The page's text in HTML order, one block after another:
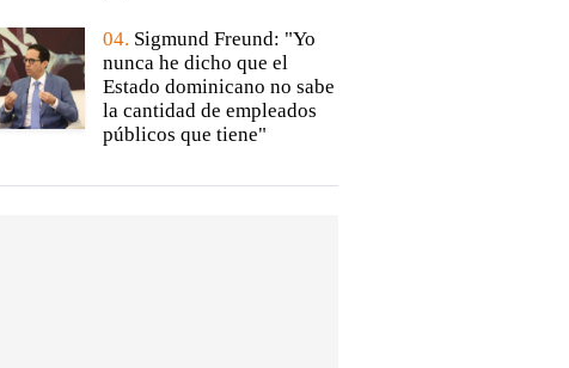
04. Sigmund Freund: "Yo
nunca he dicho que el
Estado dominicano no sabe
la cantidad de empleados
públicos que tiene"